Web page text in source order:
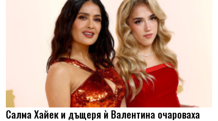
Салма Хайек и дъщеря ѝ Валентина очароваха